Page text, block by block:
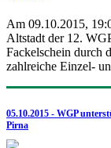
Am 09.10.2015,
Altstadt der 12.
Fackelschein durch
zahlreiche Einzel-
05.10.2015 - WGP
Pirna